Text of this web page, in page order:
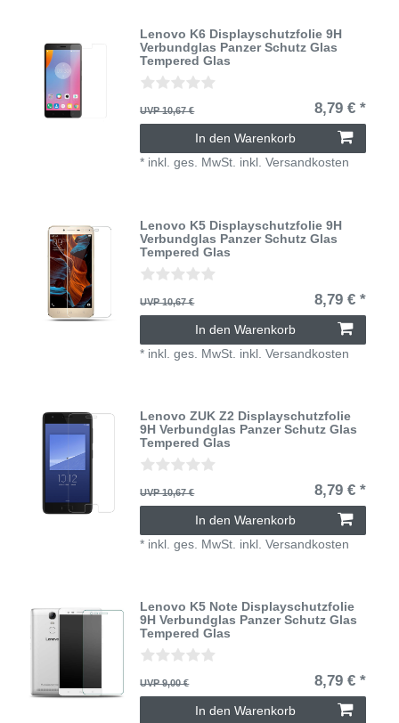
Lenovo K6 Displayschutzfolie 9H
Verbundglas Panzer Schutz Glas
Tempered Glas
UVP 10,67 € 8,79 € *
In den Warenkorb
* inkl. ges. MwSt. inkl.Versandkosten
Lenovo K5 Displayschutzfolie 9H
Verbundglas Panzer Schutz Glas
Tempered Glas
UVP 10,67 € 8,79 € *
In den Warenkorb
* inkl. ges. MwSt. inkl.Versandkosten
Lenovo ZUK Z2 Displayschutzfolie
9H Verbundglas Panzer Schutz Glas
Tempered Glas
UVP 10,67 € 8,79 € *
In den Warenkorb
* inkl. ges. MwSt. inkl.Versandkosten
Lenovo K5 Note Displayschutzfolie
9H Verbundglas Panzer Schutz Glas
Tempered Glas
UVP 9,00 € 8,79 € *
In den Warenkorb